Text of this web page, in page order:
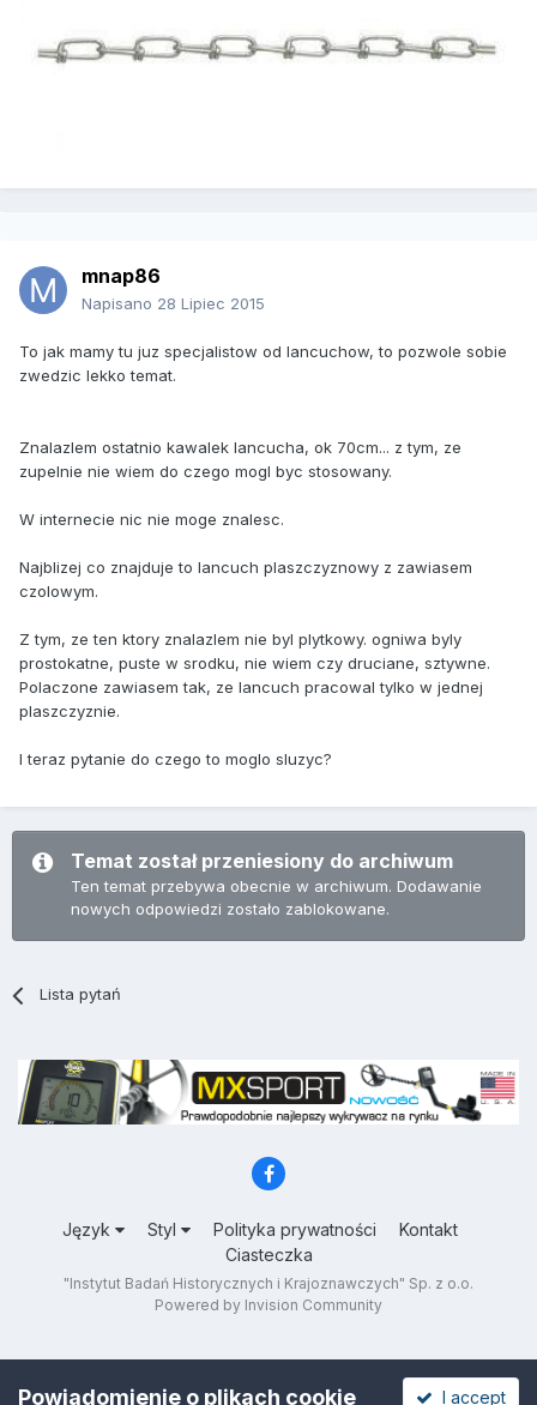
mnap86
Napisano 28 Lipiec 2015
To jak mamy tu juz specjalistow od lancuchow, to pozwole sobie
zwedzic lekko temat.
Znalazlem ostatnio kawalek lancucha, ok 70cm... z tym, ze
zupelnie nie wiem do czego mogl byc stosowany.
W internecie nic nie moge znalesc.
Najblizej co znajduje to lancuch plaszczyznowy z zawiasem
czolowym.
Z tym, ze ten ktory znalazlem nie byl plytkowy. ogniwa byly
prostokatne, puste w srodku, nie wiem czy druciane, sztywne.
Polaczone zawiasem tak, ze lancuch pracowal tylko w jednej
plaszczyznie.
I teraz pytanie do czego to moglo sluzyc?
Temat został przeniesiony do archiwum
Ten temat przebywa obecnie w archiwum. Dodawanie
nowych odpowiedzi zostało zablokowane.
Lista pytań
Język Styl Polityka prywatności
Kontakt
Ciasteczka
"Instytut Badań Historycznych i Krajoznawczych" Sp. z o.o.
Powered by Invision Community
Powiadomienie o plikach cookie I accept